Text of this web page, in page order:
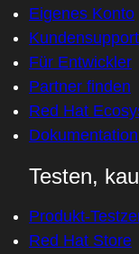
Eigenes Konto
Kundensupport
Für Entwickler
Partner finden
Red Hat
Dokumentation
Testen,
Produkt-
Red Hat Store